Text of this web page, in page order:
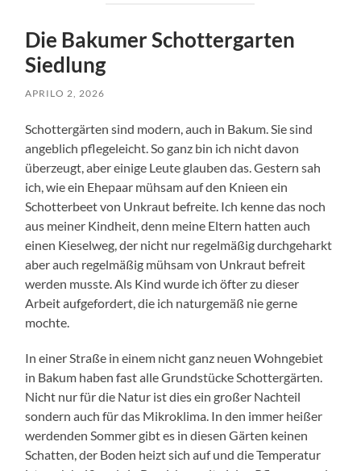
Die Bakumer Schottergarten
Siedlung
APRILO 2, 2026
Schottergärten sind modern, auch in Bakum. Sie sind
angeblich pflegeleicht. So ganz bin ich nicht davon
überzeugt, aber einige Leute glauben das. Gestern sah
ich, wie ein Ehepaar mühsam auf den Knieen ein
Schotterbeet von Unkraut befreite. Ich kenne das noch
aus meiner Kindheit, denn meine Eltern hatten auch
einen Kieselweg, der nicht nur regelmäßig durchgeharkt
aber auch regelmäßig mühsam von Unkraut befreit
werden musste. Als Kind wurde ich öfter zu dieser
Arbeit aufgefordert, die ich naturgemäß nie gerne
mochte.
In einer Straße in einem nicht ganz neuen Wohngebiet
in Bakum haben fast alle Grundstücke Schottergärten.
Nicht nur für die Natur ist dies ein großer Nachteil
sondern auch für das Mikroklima. In den immer heißer
werdenden Sommer gibt es in diesen Gärten keinen
Schatten, der Boden heizt sich auf und die Temperatur